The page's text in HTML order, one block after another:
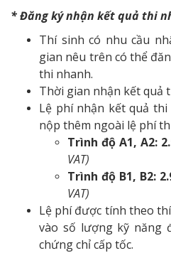
* Đăng ký nhận kết quả thi
Thí sinh có nhu cầu
gian nêu trên có thể
thi nhanh.
Thời gian nhận kết quả
Lệ phí nhận kết quả
nộp thêm ngoài lệ phí
Trình độ A1, A2:
VAT)
Trình độ B1, B2:
VAT)
Lệ phí được tính theo
vào số lượng kỹ năng
chứng chỉ cấp tốc.